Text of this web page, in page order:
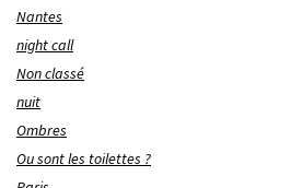
Nantes
night call
Non classé
nuit
Ombres
Ou sont les toilettes ?